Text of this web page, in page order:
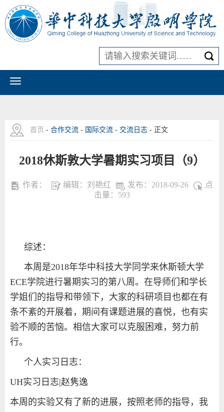
首页 - 合作交流 - 国际交流 - 交流日志 - 正文
2018休斯敦大学暑期实习项目（9）
作者： 编辑：刘艳红 发布：2018-09-26
点
击量： 593
综述：
本周是2018年华中科技大学同学来休斯顿大学
ECE学院进行暑期实习的第八周。在导师们和学长
学姐们的指导和带领下 ， 大家的科研项目也都在有
条不紊的开展着，期间有课题进展的喜悦，也有实
验不顺的苦恼。相信大家可以克服困难，努力前
行。
个人实习日志：
UH实习日志|赵隽逸
本周的实验又有了新的进展，按照老师的指导，我